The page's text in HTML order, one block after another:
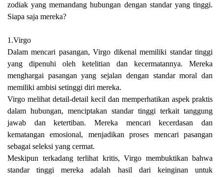
zodiak yang memandang hubungan dengan standar yang tinggi.
Siapa saja mereka?
1.Virgo
Dalam mencari pasangan, Virgo dikenal memiliki standar tinggi
yang dipenuhi oleh ketelitian dan kecermatannya. Mereka
menghargai pasangan yang sejalan dengan standar moral dan
memiliki ambisi setinggi diri mereka.
Virgo melihat detail-detail kecil dan memperhatikan aspek praktis
dalam hubungan, menciptakan standar tinggi terkait tanggung
jawab dan ketertiban. Mereka mencari kecerdasan dan
kematangan emosional, menjadikan proses mencari pasangan
sebagai seleksi yang cermat.
Meskipun terkadang terlihat kritis, Virgo membuktikan bahwa
standar tinggi mereka adalah hasil dari keinginan untuk